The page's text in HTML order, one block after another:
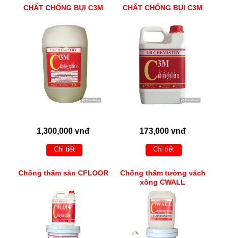
CHẤT CHỐNG BỤI C3M
1,300,000 vnđ
Chi tiết
CHẤT CHỐNG BỤI C3M
173,000 vnđ
Chi tiết
Chống thấm sàn CFLOOR
Chống thấm tường vách
xông CWALL